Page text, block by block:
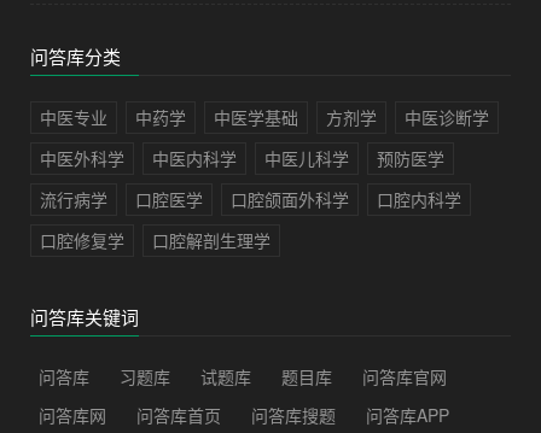
问答库分类
中医专业 中药学 中医学基础 方剂学
中医诊断学
中医外科学
中医内科学 中医儿科学
预防医学
流行病学
口腔医学 口腔颌面外科学
口腔内科学
口腔修复学
口腔解剖生理学
问答库关键词
问答库 习题库 试题库 题目库
问答库官网
问答库网
问答库首页 问答库搜题 问答库APP